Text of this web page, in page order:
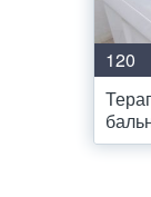
120